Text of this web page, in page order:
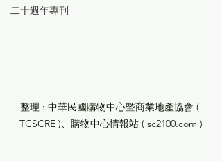
二十週年專刊
整理 : 中華民國購物中心暨商業地產協會 (
TCSCRE )、購物中心情報站 ( sc2100.com )